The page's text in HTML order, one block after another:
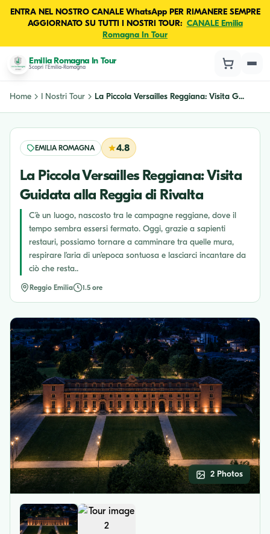
ENTRA NEL NOSTRO CANALE WhatsApp PER RIMANERE SEMPRE
AGGIORNATO SU TUTTI I NOSTRI TOUR: CANALE Emilia
Romagna In Tour
Emilia Romagna In Tour
Scopri l'Emilia-Romagna
Home I Nostri Tour La Piccola Versailles Reggiana: Visita G...
EMILIA ROMAGNA 4.8
La Piccola Versailles Reggiana: Visita
Guidata alla Reggia di Rivalta
C’è un luogo, nascosto tra le campagne reggiane, dove il
tempo sembra essersi fermato. Oggi, grazie a sapienti
restauri, possiamo tornare a camminare tra quelle mura,
respirare l’aria di un’epoca sontuosa e lasciarci incantare da
ciò che resta..
Reggio Emilia 1.5 ore
2 Photos